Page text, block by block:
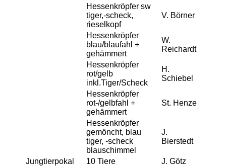
Hessenkröpfer sw
tiger,-scheck,
rieselkopf
V. Börner
Hessenkröpfer
blau/blaufahl +
gehämmert
W.
Reichardt
Hessenkröpfer
rot/gelb
inkl.Tiger/Scheck
H.
Schiebel
Hessenkröpfer
rot-/gelbfahl +
gehämmert
St. Henze
Hessenkröpfer
gemöncht, blau
tiger, -scheck
blauschimmel
J.
Bierstedt
Jungtierpokal 10 Tiere
J. Götz